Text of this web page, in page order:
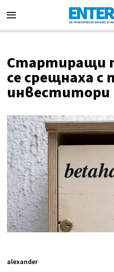
Стартиращи
се срещнаха
инвеститори
alexander